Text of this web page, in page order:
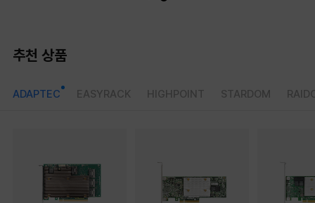
추천 상품
ADAPTEC EASYRACK HIGHPOINT STARDOM